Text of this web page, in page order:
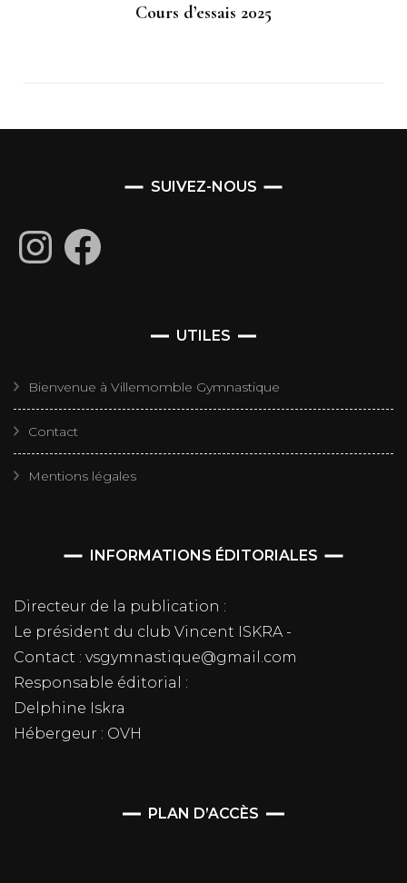
Cours d’essais 2025
SUIVEZ-NOUS
InstagramFacebook
UTILES
Bienvenue à Villemomble Gymnastique
Contact
Mentions légales
INFORMATIONS ÉDITORIALES
Directeur de la publication :
Le président du club Vincent ISKRA -
Contact : vsgymnastique@gmail.com
Responsable éditorial :
Delphine Iskra
Hébergeur : OVH
PLAN D’ACCÈS